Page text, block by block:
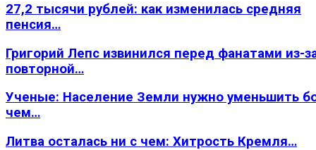
27,2 тысячи рублей: как изменилась средняя
пенсия…
Григорий Лепс извинился перед фанатами из-
повторной…
Ученые: Население Земли нужно уменьшить
чем…
Литва осталась ни с чем: Хитрость Кремля…